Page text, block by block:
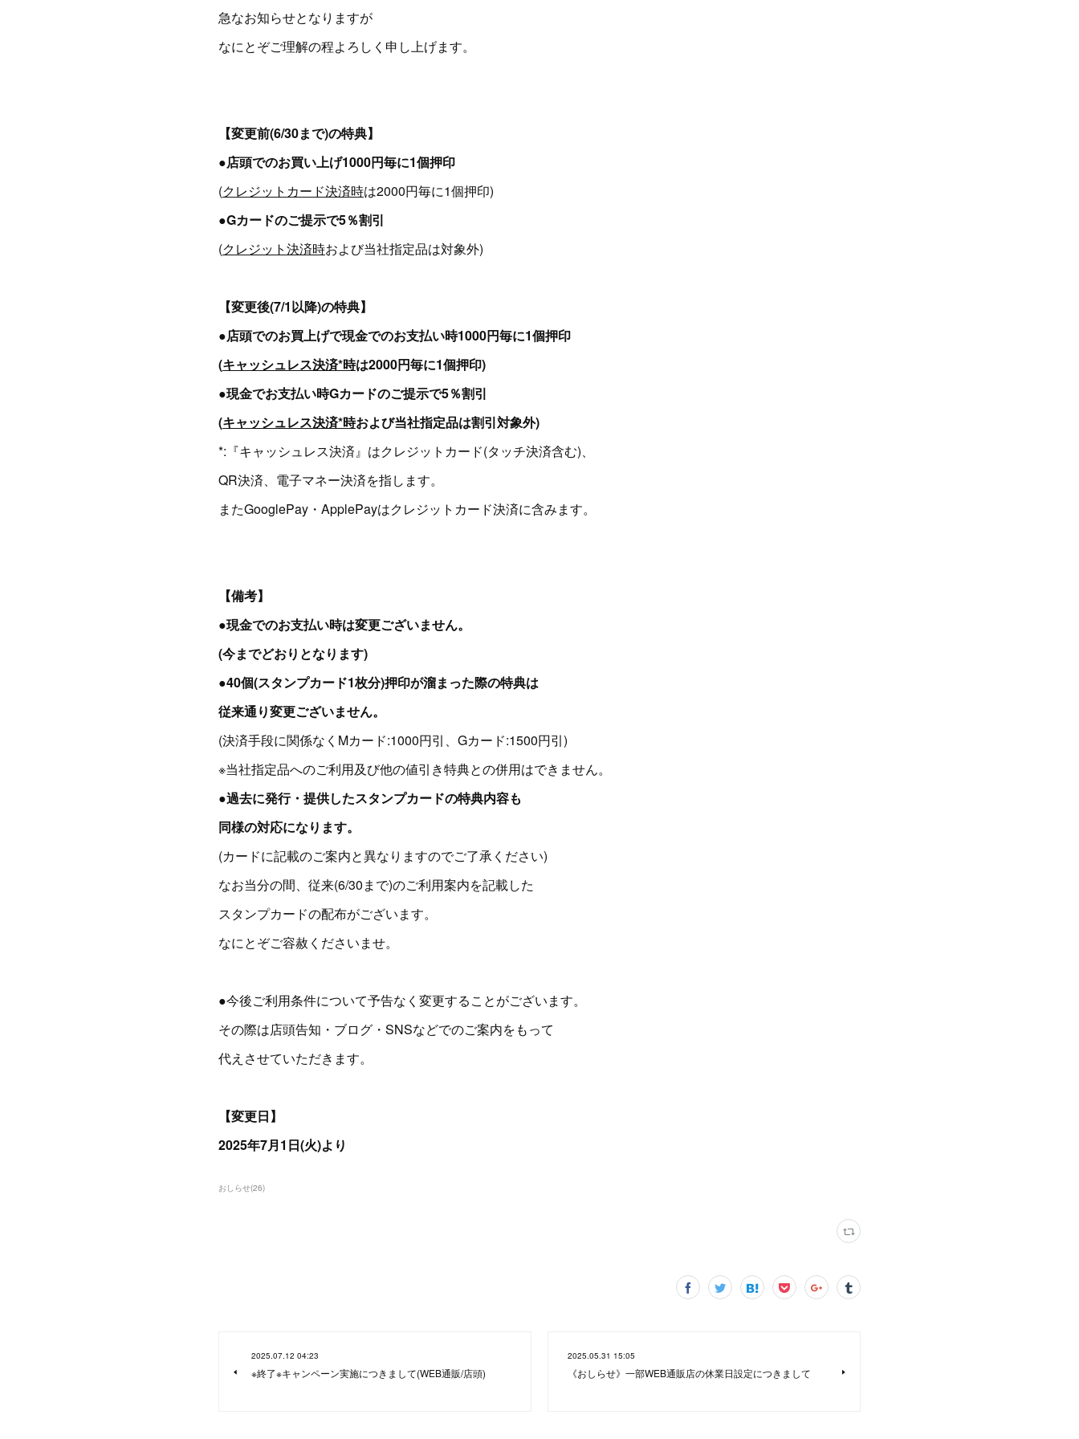
急なお知らせとなりますが
なにとぞご理解の程よろしく申し上げます。
【変更前(6/30まで)の特典】
●店頭でのお買い上げ1000円毎に1個押印
(クレジットカード決済時は2000円毎に1個押印)
●Gカードのご提示で5％割引
(クレジット決済時および当社指定品は対象外)
【変更後(7/1以降)の特典】
●店頭でのお買上げで現金でのお支払い時1000円毎に1個押印
(キャッシュレス決済*時は2000円毎に1個押印)
●現金でお支払い時Gカードのご提示で5％割引
(キャッシュレス決済*時および当社指定品は割引対象外)
*:『キャッシュレス決済』はクレジットカード(タッチ決済含む)、
QR決済、電子マネー決済を指します。
またGooglePay・ApplePayはクレジットカード決済に含みます。
【備考】
●現金でのお支払い時は変更ございません。
(今までどおりとなります)
●40個(スタンプカード1枚分)押印が溜まった際の特典は
従来通り変更ございません。
(決済手段に関係なくMカード:1000円引、Gカード:1500円引)
※当社指定品へのご利用及び他の値引き特典との併用はできません。
●過去に発行・提供したスタンプカードの特典内容も
同様の対応になります。
(カードに記載のご案内と異なりますのでご了承ください)
なお当分の間、従来(6/30まで)のご利用案内を記載した
スタンプカードの配布がございます。
なにとぞご容赦くださいませ。
●今後ご利用条件について予告なく変更することがございます。
その際は店頭告知・ブログ・SNSなどでのご案内をもって
代えさせていただきます。
【変更日】
2025年7月1日(火)より
おしらせ(26)
2025.07.12 04:23
※終了※キャンペーン実施につきまして(WEB通販/店頭)
2025.05.31 15:05
《おしらせ》一部WEB通販店の休業日設定につきまして